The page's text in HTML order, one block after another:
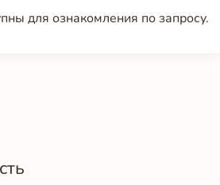
для ознакомления по запросу.